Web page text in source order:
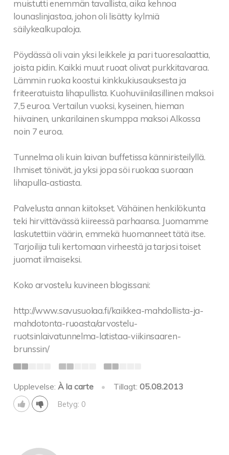
muistutti enemmän tavallista, aika kehnoa
lounaslinjastoa, johon oli lisätty kylmiä
säilykealkupaloja.
Pöydässä oli vain yksi leikkele ja pari tuoresalaattia,
joista pidin. Kaikki muut ruoat olivat purkkitavaraa.
Lämmin ruoka koostui kinkkukiusauksesta ja
friteeratuista lihapullista. Kuohuviinilasillinen maksoi
7,5 euroa. Vertailun vuoksi, kyseinen, hieman
hiivainen, unkarilainen skumppa maksoi Alkossa
noin 7 euroa.
Tunnelma oli kuin laivan buffetissa känniristeilyllä.
Ihmiset tönivät, ja yksi jopa söi ruokaa suoraan
lihapulla-astiasta.
Palvelusta annan kiitokset. Vähäinen henkilökunta
teki hirvittävässä kiireessä parhaansa. Juomamme
laskutettiin väärin, emmekä huomanneet tätä itse.
Tarjoilija tuli kertomaan virheestä ja tarjosi toiset
juomat ilmaiseksi.
Koko arvostelu kuvineen blogissani:
http://www.savusuolaa.fi/kaikkea-mahdollista-ja-
mahdotonta-ruoasta/arvostelu-
ruotsinlaivatunnelma-latistaa-viikinsaaren-
brunssin/
Upplevelse:À la carte • Tillagt: 05.08.2013
Betyg: 0